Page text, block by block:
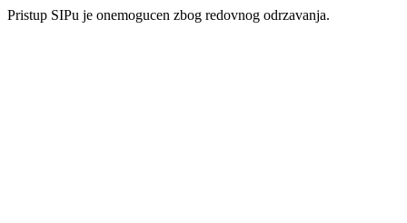
Pristup SIPu je onemogucen zbog redovnog odrzavanja.